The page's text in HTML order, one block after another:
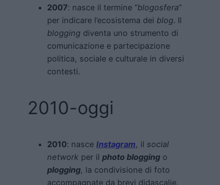
2007: nasce il termine “blogosfera”
per indicare l’ecosistema dei blog. Il
blogging diventa uno strumento di
comunicazione e partecipazione
politica, sociale e culturale in diversi
contesti.
2010-oggi
2010: nasce Instagram, il social
network per il photo blogging o
plogging, la condivisione di foto
accompagnate da brevi didascalie.